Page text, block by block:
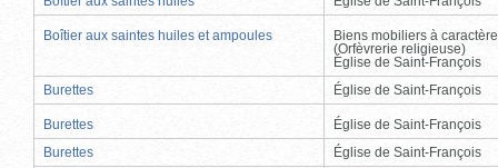
Boîtier aux saintes huiles et ampoules
Biens mobiliers à
(Orfèvrerie religieuse)
Église de Saint-François
Burettes
Église de Saint-François
Burettes
Église de Saint-François
Burettes
Église de Saint-François